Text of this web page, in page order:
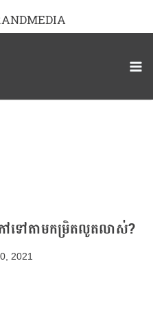
ៅទៅតាមកម្រិតលូតលាស់?
2021